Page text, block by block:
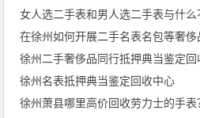
女人选二手表和男人选二手表与什么
在徐州如何开展二手名表名包等奢侈
徐州二手奢侈品同行抵押典当鉴定回
徐州名表抵押典当鉴定回收中心
徐州萧县哪里高价回收劳力士的手表